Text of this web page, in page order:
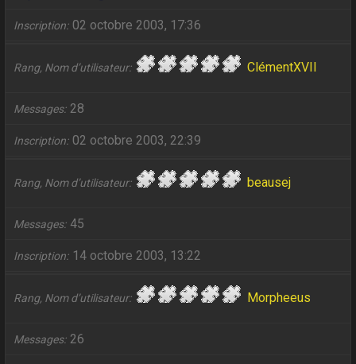
Inscription 02 octobre 2003, 17:36
Rang, Nom d’utilisateur ClémentXVII
Messages 28
Inscription 02 octobre 2003, 22:39
Rang, Nom d’utilisateur beausej
Messages 45
Inscription 14 octobre 2003, 13:22
Rang, Nom d’utilisateur Morpheeus
Messages 26